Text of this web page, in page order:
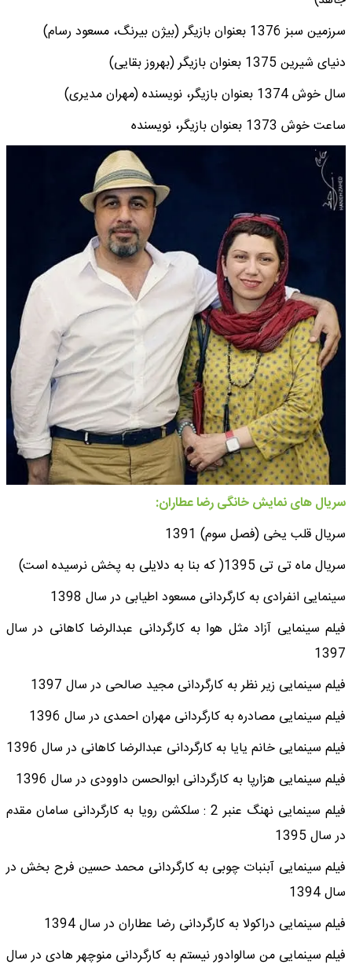
سرزمین سبز 1376 بعنوان بازیگر (بیژن بیرنگ، مسعود رسام)
دنیای شیرین 1375 بعنوان بازیگر (بهروز بقایی)
سال خوش 1374 بعنوان بازیگر، نویسنده (مهران مدیری)
ساعت خوش 1373 بعنوان بازیگر، نویسنده
سریال های نمایش خانگی رضا عطاران:​
سریال قلب یخی (فصل سوم) 1391
سریال ماه تی تی 1395( که بنا به دلایلی به پخش نرسیده است)
سینمایی انفرادی به کارگردانی مسعود اطیابی در سال 1398
فیلم سینمایی آزاد مثل هوا به کارگردانی عبدالرضا کاهانی در سال
1397
فیلم سینمایی زیر نظر به کارگردانی مجید صالحی در سال 1397
فیلم سینمایی مصادره به کارگردانی مهران احمدی در سال 1396
فیلم سینمایی خانم یایا به کارگردانی عبدالرضا کاهانی در سال 1396
فیلم سینمایی هزارپا به کارگردانی ابوالحسن داوودی در سال 1396
فیلم سینمایی نهنگ عنبر 2 : سلکشن رویا به کارگردانی سامان مقدم
در سال 1395
فیلم سینمایی آبنبات چوبی به کارگردانی محمد حسین فرح بخش در
سال 1394
فیلم سینمایی دراکولا به کارگردانی رضا عطاران در سال 1394
فیلم سینمایی من سالوادور نیستم به کارگردانی منوچهر هادی در سال